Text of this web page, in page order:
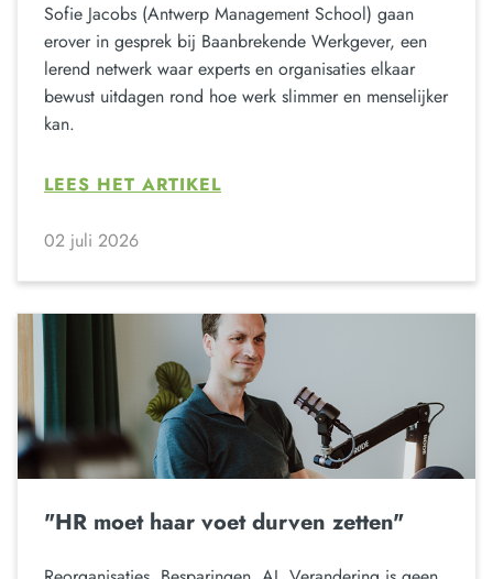
Sofie Jacobs (Antwerp Management School) gaan
erover in gesprek bij Baanbrekende Werkgever, een
lerend netwerk waar experts en organisaties elkaar
bewust uitdagen rond hoe werk slimmer en menselijker
kan.
LEES HET ARTIKEL
02 juli 2026
"HR moet haar voet durven zetten"